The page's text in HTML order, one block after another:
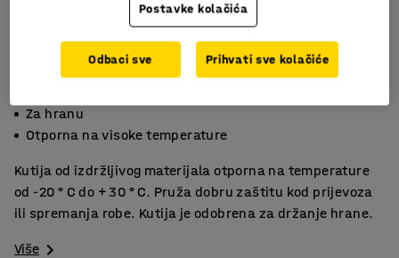
Za hranu
Otporna na visoke temperature
Kutija od izdržljivog materijala otporna na temperature
od -20 ° C do + 30 ° C. Pruža dobru zaštitu kod prijevoza
ili spremanja robe. Kutija je odobrena za držanje hrane.
Više
Postavke kolačića
Odbaci sve Prihvati sve kolačiće